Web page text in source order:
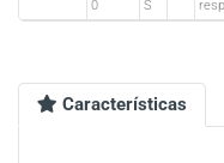
0
S
Características